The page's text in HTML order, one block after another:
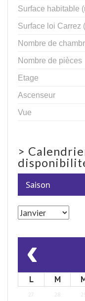
Surface habitable
Surface loi Carrez
Nombre de
Nombre de pièces
Etage
Ascenseur
Vue
>
Saison
‹
L M
27 28